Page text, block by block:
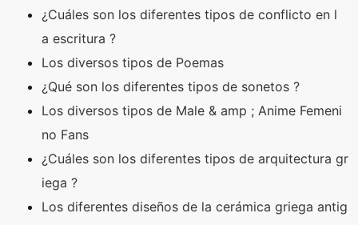
¿Cuáles son los diferentes tipos de conflicto en l
a escritura ?
Los diversos tipos de Poemas
¿Qué son los diferentes tipos de sonetos ?
Los diversos tipos de Male & amp ; Anime Femeni
no Fans
¿Cuáles son los diferentes tipos de arquitectura gr
iega ?
Los diferentes diseños de la cerámica griega antig